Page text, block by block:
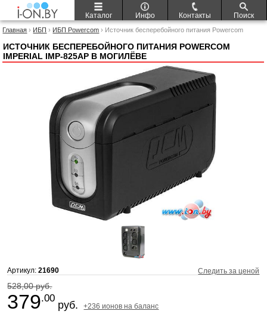
Каталог Инфо Контакты Поиск
Главная › ИБП › ИБП Powercom › Источник бесперебойного питания Powercom
ИСТОЧНИК БЕСПЕРЕБОЙНОГО ПИТАНИЯ POWERCOM
IMPERIAL IMP-825AP В МОГИЛЁВЕ
Артикул:21690 Следить за ценой
528,00 руб.
379.00
руб. +236 ионов на баланс